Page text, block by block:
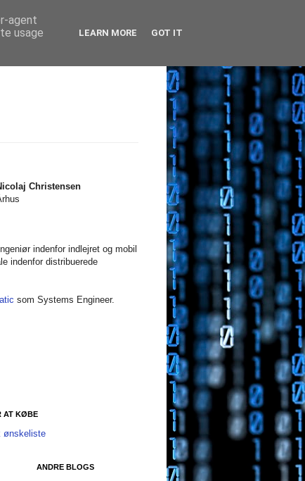
Christensen
indenfor indlejret og mobil
indenfor distribuerede
som Systems Engineer.
AT KØBE
ønskeliste
ANDRE BLOGS
agent
usage
LEARN MORE GOT IT